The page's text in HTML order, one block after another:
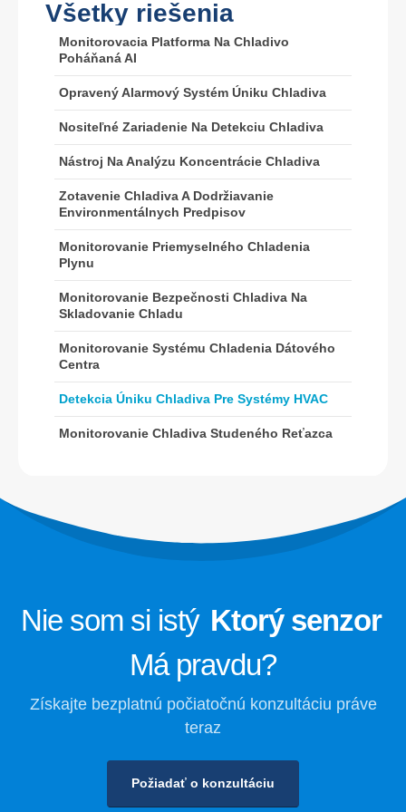
Všetky riešenia
Monitorovacia Platforma Na Chladivo
Poháňaná AI
Opravený Alarmový Systém Úniku Chladiva
Nositeľné Zariadenie Na Detekciu Chladiva
Nástroj Na Analýzu Koncentrácie Chladiva
Zotavenie Chladiva A Dodržiavanie
Environmentálnych Predpisov
Monitorovanie Priemyselného Chladenia
Plynu
Monitorovanie Bezpečnosti Chladiva Na
Skladovanie Chladu
Monitorovanie Systému Chladenia Dátového
Centra
Detekcia Úniku Chladiva Pre Systémy HVAC
Monitorovanie Chladiva Studeného Reťazca
Nie som si istý Ktorý senzor
Má pravdu?
Získajte bezplatnú počiatočnú konzultáciu práve
teraz
Požiadať o konzultáciu
Wechat Whatsapp
Horúce výrobky
R290 senzor
R454B senzor
R32 senzor
R454B senzor
Naše riešenie
Detekcia úniku chladiva pre systémy
Monitorovanie chladiva studeného
reťazca
Monitorovanie systému chladenia
dátového centra
Monitorovanie priemyselného
chladenia plynu
Winsen. © 2026. Všetky práva vyhradené